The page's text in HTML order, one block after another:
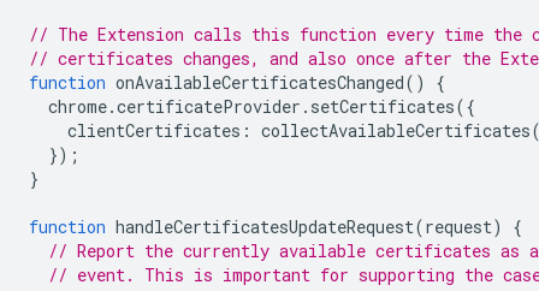
// The Extension calls this function every time
// certificates changes, and also once after the
function onAvailableCertificatesChanged()
{
chrome.certificateProvider . setCertificates({
clientCertificates : collectAvailableCertificates
});
}
function handleCertificatesUpdateRequest(request)
{
// Report the currently available certificates as a
// event. This is important for supporting the